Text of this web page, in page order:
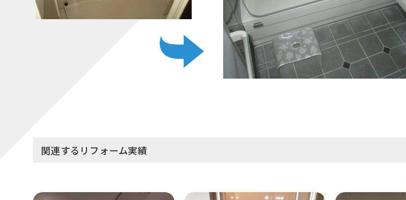
関連するリフォーム実績